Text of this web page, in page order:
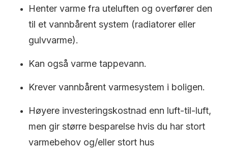
Henter varme fra uteluften og overfører den
til et vannbårent system (radiatorer eller
gulvvarme).
Kan også varme tappevann.
Krever vannbårent varmesystem i boligen.
Høyere investeringskostnad enn luft-til-luft,
men gir større besparelse hvis du har stort
varmebehov og/eller stort hus